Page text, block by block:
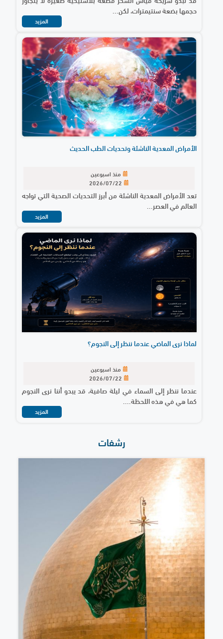
حجمها بضعة سنتيمترات، لكن...
المزيد
الأمراض المعدية الناشئة وتحديات الطب الحديث
منذ اسبوعين
تعد الأمراض المعدية الناشئة من أبرز التحديات الصحية التي تواجه
العالم في العصر...
المزيد
لماذا نرى الماضي عندما ننظر إلى النجوم؟
منذ اسبوعين
عندما ننظر إلى السماء في ليلة صافية، قد يبدو أننا نرى النجوم
كما هي في هذه اللحظة....
المزيد
رشفات